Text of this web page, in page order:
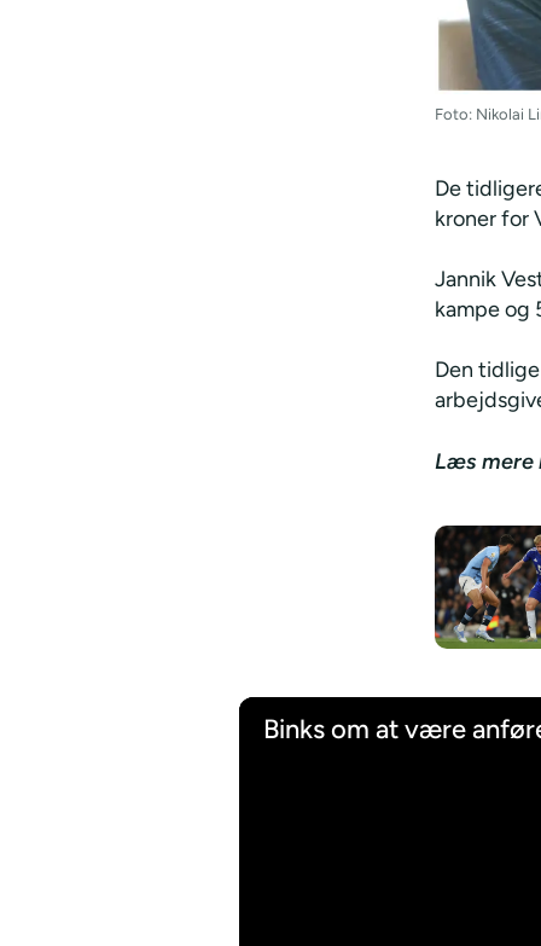
Foto: Nikolai
De
kroner for
Jannik
kampe og
Den
Læs mere
Binks om at være